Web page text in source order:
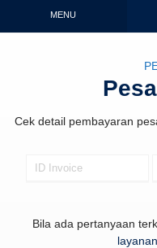
MENU
Cek detail pembayaran
Bila ada pertanyaan